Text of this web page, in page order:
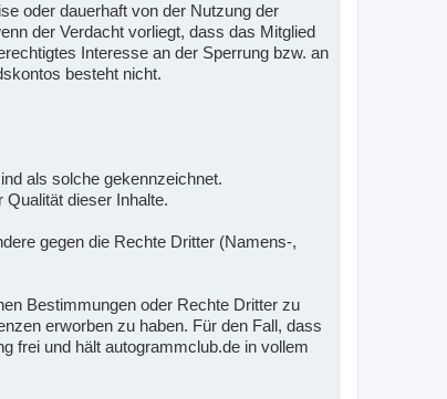
oder dauerhaft von der Nutzung der
der Verdacht vorliegt, dass das Mitglied
Interesse an der Sperrung bzw. an
besteht nicht.
als solche gekennzeichnet.
dieser Inhalte.
gegen die Rechte Dritter (Namens-,
Bestimmungen oder Rechte Dritter zu
erworben zu haben. Für den Fall, dass
frei und hält autogrammclub.de in vollem